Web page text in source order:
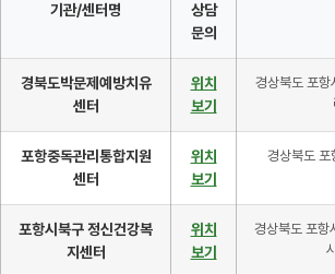
기관/센터명
상담
문의
경북도박문제예방치유
센터
위치
보기
경상북도 포
포항중독관리통합지원
센터
위치
보기
경상북도
포항시북구 정신건강복
지센터
위치
보기
경상북도 포